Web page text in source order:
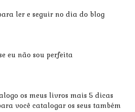
ler e seguir no dia do blog
eu não sou perfeita
os meus livros mais 5 dicas
você catalogar os seus também